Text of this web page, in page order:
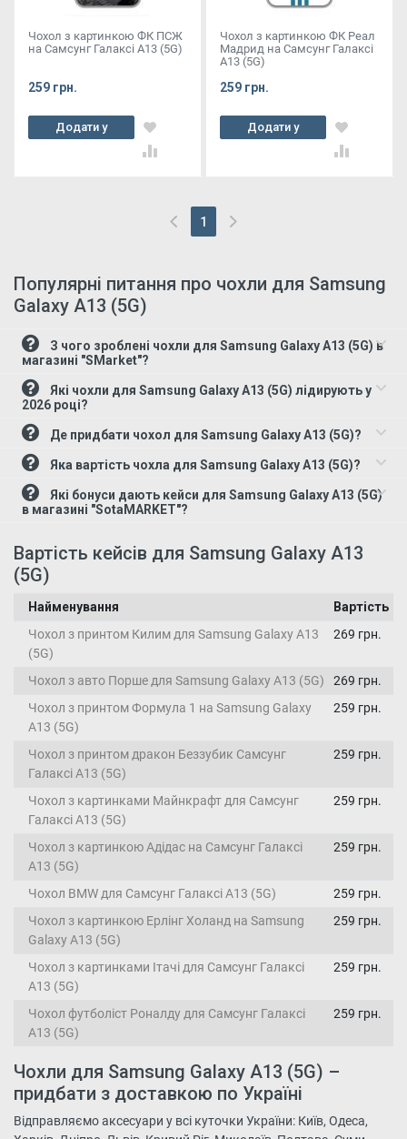
Чохол з картинкою ФК ПСЖ
на Самсунг Галаксі А13 (5G)
259 грн.
Додати у
кошик
Чохол з картинкою ФК Реал
Мадрид на Самсунг Галаксі
А13 (5G)
259 грн.
Додати у
кошик
1
(current)
Популярні питання про чохли для Samsung
Galaxy A13 (5G)
магазині "SMarket"?
2026 році?
Де придбати чохол для Samsung Galaxy A13 (5G)?
Яка вартість чохла для Samsung Galaxy A13 (5G)?
в магазині "SotaMARKET"?
Вартість кейсів для Samsung Galaxy A13
(5G)
Найменування
Вартість
Чохол з принтом Килим для Samsung Galaxy A13
(5G)
269 грн.
Чохол з авто Порше для Samsung Galaxy A13 (5G)
269 грн.
Чохол з принтом Формула 1 на Samsung Galaxy
A13 (5G)
259 грн.
Чохол з принтом дракон Беззубик Самсунг
Галаксі А13 (5G)
259 грн.
Чохол з картинками Майнкрафт для Самсунг
Галаксі А13 (5G)
259 грн.
Чохол з картинкою Адідас на Самсунг Галаксі
А13 (5G)
259 грн.
Чохол BMW для Самсунг Галаксі А13 (5G)
259 грн.
Чохол з картинкою Ерлінг Холанд на Samsung
Galaxy A13 (5G)
259 грн.
Чохол з картинками Ітачі для Самсунг Галаксі
А13 (5G)
259 грн.
Чохол футболіст Роналду для Самсунг Галаксі
А13 (5G)
259 грн.
Чохли для Samsung Galaxy A13 (5G) –
придбати з доставкою по Україні
Відправляємо аксесуари у всі куточки України: Київ, Одеса,